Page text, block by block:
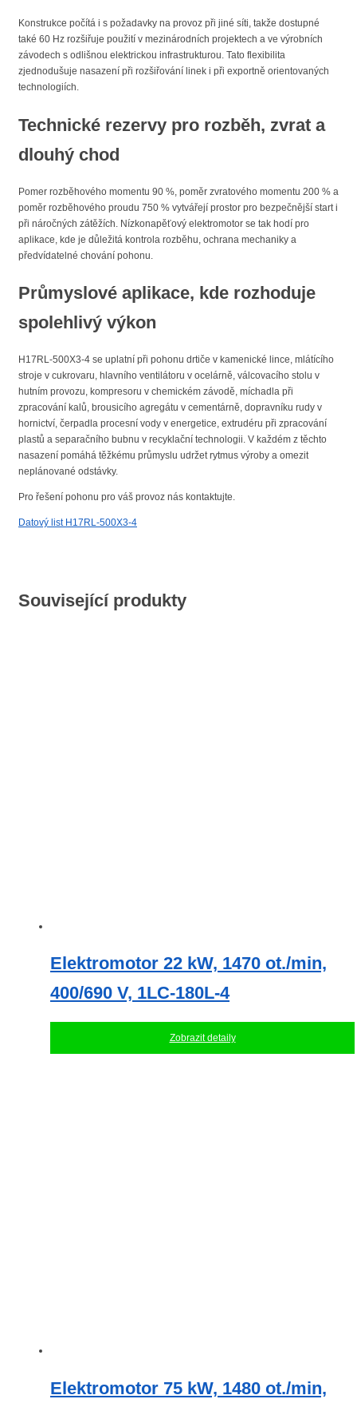
Konstrukce počítá i s požadavky na provoz při jiné síti, takže dostupné
také 60 Hz rozšiřuje použití v mezinárodních projektech a ve výrobních
závodech s odlišnou elektrickou infrastrukturou. Tato flexibilita
zjednodušuje nasazení při rozšiřování linek i při exportně orientovaných
technologiích.
Technické rezervy pro rozběh, zvrat a
dlouhý chod
Pomer rozběhového momentu 90 %, poměr zvratového momentu 200 % a
poměr rozběhového proudu 750 % vytvářejí prostor pro bezpečnější start i
při náročných zátěžích. Nízkonapěťový elektromotor se tak hodí pro
aplikace, kde je důležitá kontrola rozběhu, ochrana mechaniky a
předvídatelné chování pohonu.
Průmyslové aplikace, kde rozhoduje
spolehlivý výkon
H17RL-500X3-4 se uplatní při pohonu drtiče v kamenické lince, mlátícího
stroje v cukrovaru, hlavního ventilátoru v ocelárně, válcovacího stolu v
hutním provozu, kompresoru v chemickém závodě, míchadla při
zpracování kalů, brousicího agregátu v cementárně, dopravníku rudy v
hornictví, čerpadla procesní vody v energetice, extrudéru při zpracování
plastů a separačního bubnu v recyklační technologii. V každém z těchto
nasazení pomáhá těžkému průmyslu udržet rytmus výroby a omezit
neplánované odstávky.
Pro řešení pohonu pro váš provoz nás kontaktujte.
Datový list H17RL-500X3-4
Související produkty
Elektromotor 22 kW, 1470 ot./min,
400/690 V, 1LC-180L-4
Zobrazit detaily
Elektromotor 75 kW, 1480 ot./min,